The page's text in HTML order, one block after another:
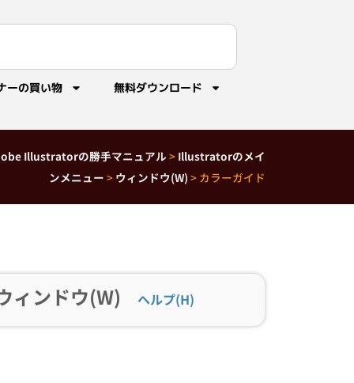
ーの買い物 無料ダウンロード
Illustratorの勝手マニュアル > Illustratorのメイ
ンメニュー > ウィンドウ(W) > カラーガイド
ィンドウ(W) ヘルプ(H)